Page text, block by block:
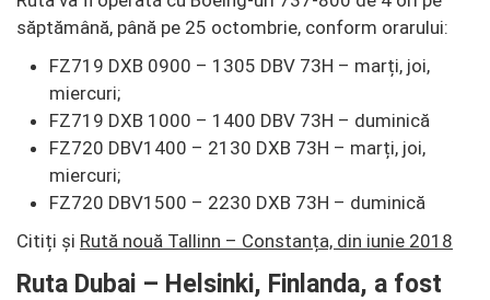
săptămână, până pe 25 octombrie, conform orarului:
FZ719 DXB 0900 – 1305 DBV 73H – marți, joi,
miercuri;
FZ719 DXB 1000 – 1400 DBV 73H – duminică
FZ720 DBV1400 – 2130 DXB 73H – marți, joi,
miercuri;
FZ720 DBV1500 – 2230 DXB 73H – duminică
Citiți și Rută nouă Tallinn – Constanța, din iunie 2018
Ruta Dubai – Helsinki, Finlanda, a fost